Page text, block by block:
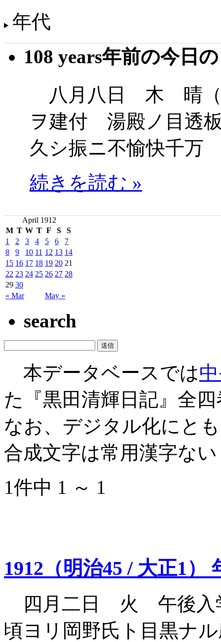
年代
108 years年前の今日
八月八日 木 晴（
ヲ建付 湯殿ノ目透
久シ振ニ不愉快千万
続きを読む »
April 1912
M T W T F S S
« Mar May »
1 2 3 4 5 6
7
8
9 10 11 12 13 14
15 16 17 18 19 20 21
22 23 24 25 26 27 28
29 30
search
本データベースでは
た『黒田清輝日記』全
なお、デジタル化にと
合成文字は常用漢字な
1件中 1 ～ 1
1912（明治45 / 大正1）
四月二日 火 午後入
頃ヨリ岡野氏ト目黒ナ